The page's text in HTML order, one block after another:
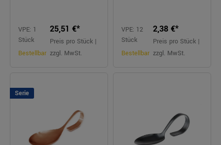
VPE: 1
Stück
Bestellbar
25,51 €*
Preis pro Stück |
zzgl. MwSt.
VPE: 12
Stück
Bestellbar
2,38 €*
Preis pro Stück |
zzgl. MwSt.
Serie